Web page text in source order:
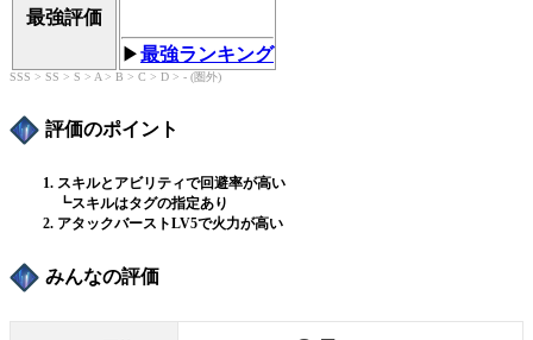
最強評価
▶︎最強ランキング
SSS > SS > S > A > B > C > D > - (圏外)
評価のポイント
スキルとアビリティで回避率が高い
┗スキルはタグの指定あり
アタックバーストLV5で火力が高い
みんなの評価